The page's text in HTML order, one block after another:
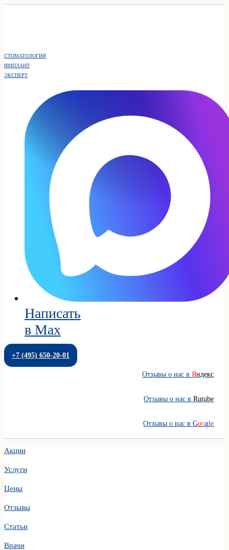
СТОМАТОЛОГИЯ
ИМПЛАНТ
ЭКСПЕРТ
Написать
в Max
+7 (495) 650-20-01
Отзывы о нас вЯндекс
Отзывы о нас вRutube
Отзывы о нас вGoogle
Акции
Услуги
Цены
Отзывы
Статьи
Врачи